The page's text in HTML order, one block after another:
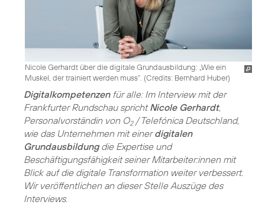
Nicole Gerhardt über die digitale Grundausbildung: „Wie ein
Muskel, der trainiert werden muss“. (Credits: Bernhard Huber)
Digitalkompetenzenfür alle: Im Interview mit der
Frankfurter Rundschau sprichtNicole Gerhardt,
Personalvorständin von O2/ Telefónica Deutschland,
wie das Unternehmen mit einerdigitalen
Grundausbildungdie Expertise und
Beschäftigungsfähigkeit seiner Mitarbeiter:innen mit
Blick auf die digitale Transformation weiter verbessert.
Wir veröffentlichen an dieser Stelle Auszüge des
Interviews.